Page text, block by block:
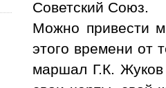
Советский Союз.
Можно привести
этого времени от
маршал Г.К.